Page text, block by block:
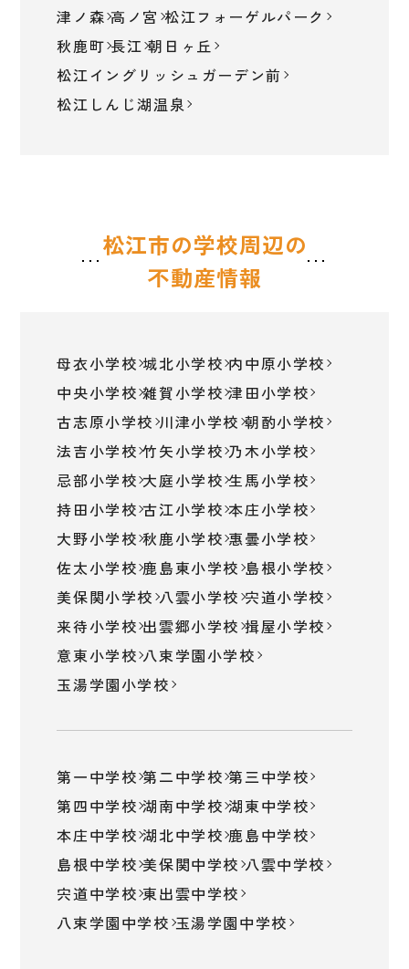
津ノ森 高ノ宮 松江フォーゲルパーク
秋鹿町 長江 朝日ヶ丘
松江イングリッシュガーデン前
松江しんじ湖温泉
松江市の学校周辺の
不動産情報
母衣小学校 城北小学校 内中原小学校
中央小学校 雑賀小学校 津田小学校
古志原小学校 川津小学校 朝酌小学校
法吉小学校 竹矢小学校 乃木小学校
忌部小学校 大庭小学校 生馬小学校
持田小学校 古江小学校 本庄小学校
大野小学校 秋鹿小学校 惠曇小学校
佐太小学校 鹿島東小学校 島根小学校
美保関小学校 八雲小学校 宍道小学校
来待小学校 出雲郷小学校 揖屋小学校
意東小学校 八束学園小学校
玉湯学園小学校
第一中学校 第二中学校 第三中学校
第四中学校 湖南中学校 湖東中学校
本庄中学校 湖北中学校 鹿島中学校
島根中学校 美保関中学校 八雲中学校
宍道中学校 東出雲中学校
八束学園中学校 玉湯学園中学校